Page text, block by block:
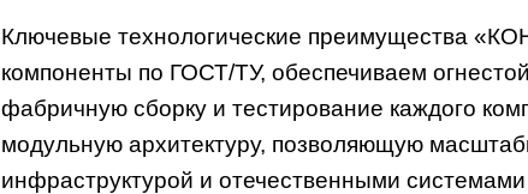
Ключевые технологические преимущества
компоненты по ГОСТ/ТУ, обеспечиваем
фабричную сборку и тестирование каждого
модульную архитектуру, позволяющую
инфраструктурой и отечественными